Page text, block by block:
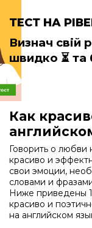
ТЕСТ НА
Визнач свій
швидко ⏳
Как
Говорить о любви
красиво и
свои эмоции,
словами и
Ниже приведены
красиво и
на английском